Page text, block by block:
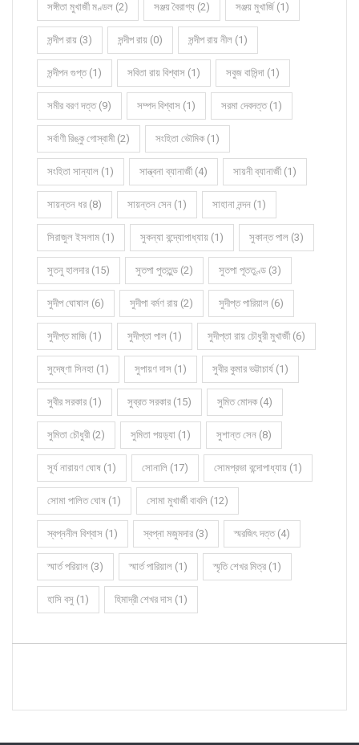
সঙ্গীতা মুখার্জী মণ্ডল (2) সঞ্জয় বৈরাগ্য (2) সঞ্জয় মুখার্জি (1)
সন্দীপ রায় (3) সন্দীপ রায় (0) সন্দীপ রায় নীল (1)
সন্দীপন গুপ্ত (1) সবিতা রায় বিশ্বাস (1) সবুজ বাসিন্দা (1)
সমীর বরণ দত্ত (9) সম্পদ বিশ্বাস (1) সরমা দেবদত্ত (1)
সর্বাণী রিঙ্কু গোস্বামী (2) সংহিতা ভৌমিক (1)
সংহিতা সান্যাল (1) সান্ত্বনা ব্যানার্জী (4) সায়নী ব্যানার্জী (1)
সায়ন্তন ধর (8) সায়ন্তন সেন (1) সাহানা নন্দন (1)
সিরাজুল ইসলাম (1) সুকন্যা বন্দ্যোপাধ্যায় (1) সুকান্ত পাল (3)
সুতনু হালদার (15) সুতপা পুততুন্ড (2) সুতপা পূততুণ্ড (3)
সুদীপ ঘোষাল (6) সুদীপা বর্মণ রায় (2) সুদীপ্ত পারিয়াল (6)
সুদীপ্ত মাজি (1) সুদীপ্তা পাল (1) সুদীপ্তা রায় চৌধুরী মুখার্জী (6)
সুদেষ্ণা সিনহা (1) সুপায়ণ দাস (1) সুবীর কুমার ভট্টাচার্য (1)
সুবীর সরকার (1) সুব্রত সরকার (15) সুমিত মোদক (4)
সুমিতা চৌধুরী (2) সুমিতা পয়ড়্যা (1) সুশান্ত সেন (8)
সূর্য নারায়ণ ঘোষ (1) সোনালি (17) সোমপ্রভা বন্দোপাধ্যায় (1)
সোমা পালিত ঘোষ (1) সোমা মুখার্জী বাবলি (12)
স্বপ্ননীল বিশ্বাস (1) স্বপ্না মজুমদার (3) স্মরজিৎ দত্ত (4)
স্মার্ত পরিয়াল (3) স্মার্ত পারিয়াল (1) স্মৃতি শেখর মিত্র (1)
হাসি বসু (1) হিমাদ্রী শেখর দাস (1)